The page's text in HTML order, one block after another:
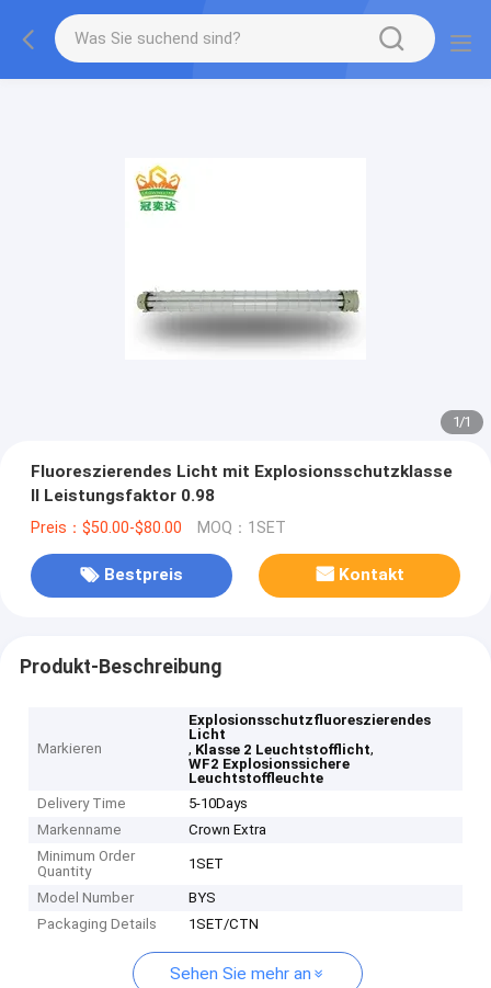
1/1
Fluoreszierendes Licht mit Explosionsschutzklasse
II Leistungsfaktor 0.98
Preis：$50.00-$80.00 MOQ：1SET
Bestpreis Kontakt
Produkt-Beschreibung
Markieren
Explosionsschutzfluoreszierendes
Licht
, Klasse 2 Leuchtstofflicht,
WF2 Explosionssichere
Leuchtstoffleuchte
Delivery Time
5-10Days
Markenname
Crown Extra
Minimum Order
Quantity
1SET
Model Number
BYS
Packaging Details
1SET/CTN
Sehen Sie mehr an